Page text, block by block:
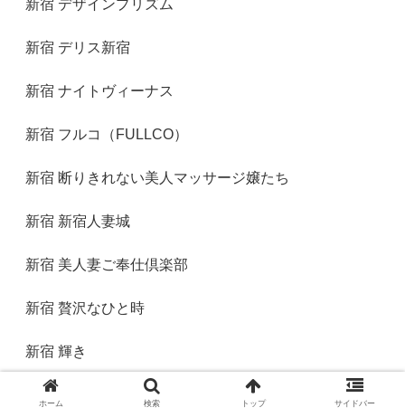
新宿 デザインプリズム
新宿 デリス新宿
新宿 ナイトヴィーナス
新宿 フルコ（FULLCO）
新宿 断りきれない美人マッサージ嬢たち
新宿 新宿人妻城
新宿 美人妻ご奉仕倶楽部
新宿 贅沢なひと時
新宿 輝き
新宿 風神会館
ホーム 検索 トップ サイドバー